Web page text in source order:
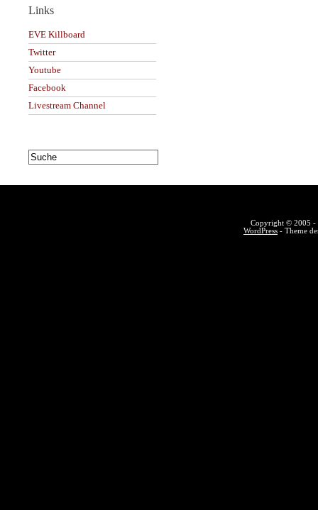
Links
EVE Killboard
Twitter
Youtube
Facebook
Livestream Channel
Copyright © 2005 -
WordPress - Theme